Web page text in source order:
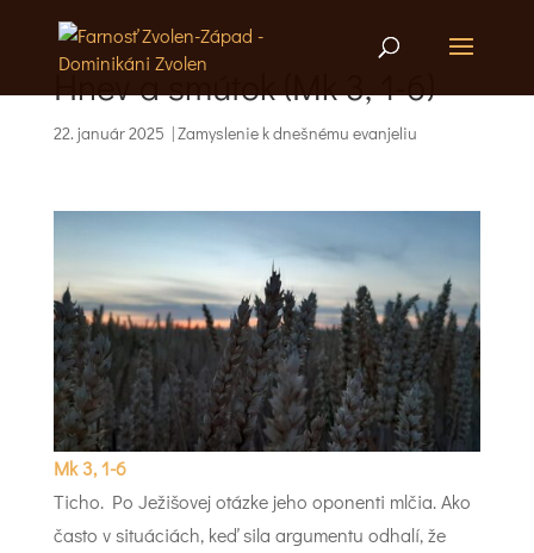
Hnev a smútok (Mk 3, 1-6)
22. január 2025 |Zamyslenie k dnešnému evanjeliu
Mk 3, 1-6
Ticho. Po Ježišovej otázke jeho oponenti mlčia. Ako
často v situáciách, keď sila argumentu odhalí, že